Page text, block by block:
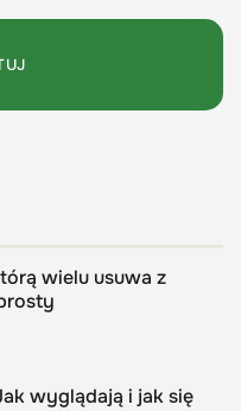
wielu usuwa z
wyglądają i jak się